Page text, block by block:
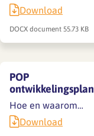
Download
DOCX document 55.73 KB
POP
ontwikkelingsplan
Hoe en waarom…
Download